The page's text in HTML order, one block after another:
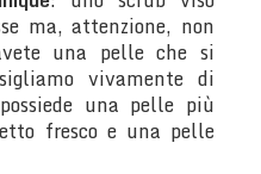
ma, attenzione, non
una pelle che si
vivamente di
una pelle più
fresco e una pelle